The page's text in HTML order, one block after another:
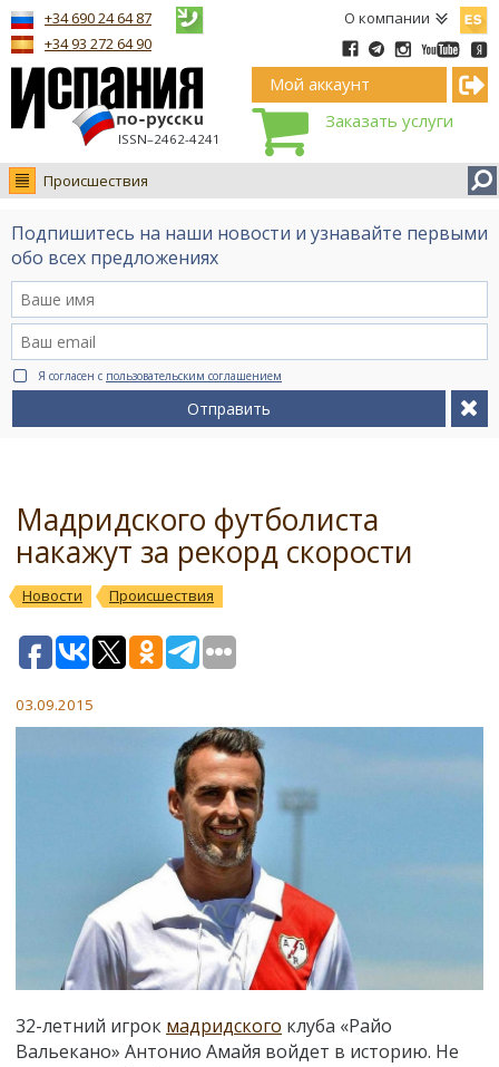
О компании
ISSN–2462-4241
+34 690 24 64 87
+34 93 272 64 90
Мой аккаунт
Заказать услуги
Происшествия
Новости
Интервью
Видео Ruso.TV
BCN life
Сервис на немецком
Подпишитесь на наши новости и узнавайте первыми
обо всех предложениях
Я согласен с пользовательским соглашением
Отправить
Мадридского футболиста
накажут за рекорд скорости
Новости Происшествия
03.09.2015
32-летний игрок мадридского клуба «Райо
Вальекано» Антонио Амайя войдет в историю. Не